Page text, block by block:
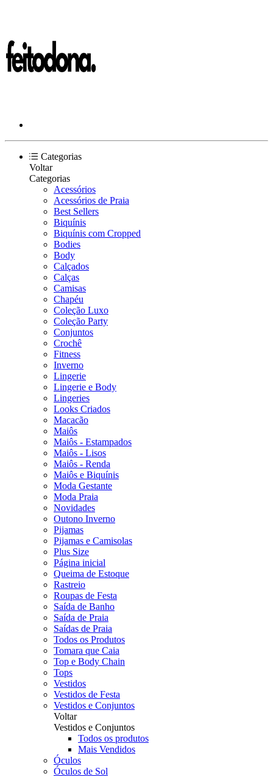
Categorias
Voltar
Categorias
Acessórios
Acessórios de Praia
Best Sellers
Biquínis
Biquínis com Cropped
Bodies
Body
Calçados
Calças
Camisas
Chapéu
Coleção Luxo
Coleção Party
Conjuntos
Crochê
Fitness
Inverno
Lingerie
Lingerie e Body
Lingeries
Looks Criados
Macacão
Maiôs
Maiôs - Estampados
Maiôs - Lisos
Maiôs - Renda
Maiôs e Biquínis
Moda Gestante
Moda Praia
Novidades
Outono Inverno
Pijamas
Pijamas e Camisolas
Plus Size
Página inicial
Queima de Estoque
Rastreio
Roupas de Festa
Saída de Banho
Saída de Praia
Saídas de Praia
Todos os Produtos
Tomara que Caia
Top e Body Chain
Tops
Vestidos
Vestidos de Festa
Vestidos e Conjuntos
Voltar
Vestidos e Conjuntos
Todos os produtos
Mais Vendidos
Óculos
Óculos de Sol